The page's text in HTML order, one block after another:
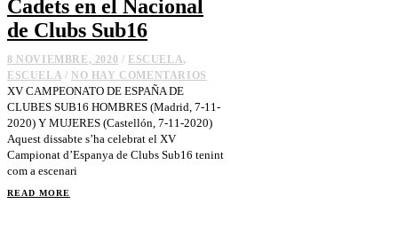
Cadets en el Nacional
de Clubs Sub16
8 NOVIEMBRE, 2020 / ESCUELA,
ESCUELA / NO HAY COMENTARIOS
XV CAMPEONATO DE ESPAÑA DE
CLUBES SUB16 HOMBRES (Madrid, 7-11-
2020) Y MUJERES (Castellón, 7-11-2020)
Aquest dissabte s’ha celebrat el XV
Campionat d’Espanya de Clubs Sub16 tenint
com a escenari
READ MORE